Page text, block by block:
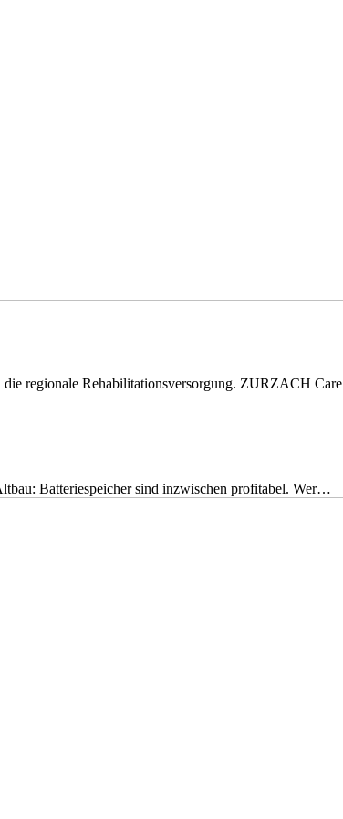
die regionale Rehabilitationsversorgung. ZURZACH
Batteriespeicher sind inzwischen profitabel. Wer…